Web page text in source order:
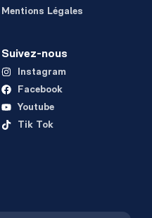
Mentions Légales
Suivez-nous
Instagram
Facebook
Youtube
Tik Tok